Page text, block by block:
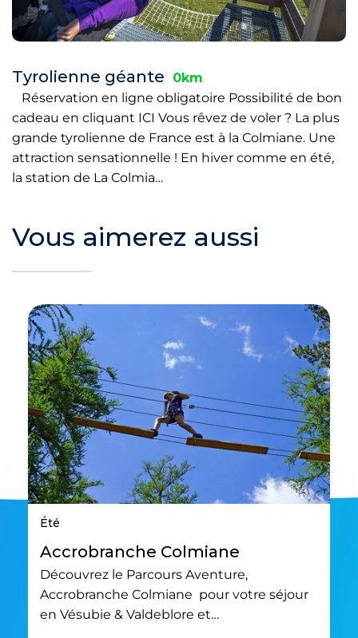
Tyrolienne géante
0km
Réservation en ligne obligatoire Possibilité de bon
cadeau en cliquant ICI Vous rêvez de voler ? La plus
grande tyrolienne de France est à la Colmiane. Une
attraction sensationnelle ! En hiver comme en été,
la station de La Colmia…
Vous aimerez aussi
Été
Accrobranche Colmiane
Découvrez le Parcours Aventure,
Accrobranche Colmiane pour votre séjour
en Vésubie & Valdeblore et…